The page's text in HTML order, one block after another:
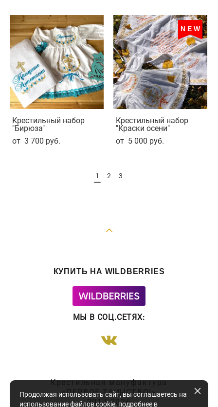
Крестильный набор
"Бирюза"
от 3 700 pуб.
NEW
Крестильный набор
"Краски осени"
от 5 000 pуб.
1 2 3
КУПИТЬ НА WILDBERRIES
МЫ В СОЦ.СЕТЯХ:
Крестильная мануфактура
«ПЕРВОЕ ТАИНСТВО!»
2017-2026
Продолжая использовать сайт, вы соглашаетесь на
использование файлов cookie, подробнее в